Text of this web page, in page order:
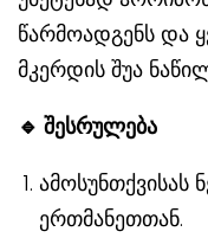
წარმოადგენს და
მკერდის შუა
🔹 შესრულება
ამოსუნთქვისას
ერთმანეთთან.